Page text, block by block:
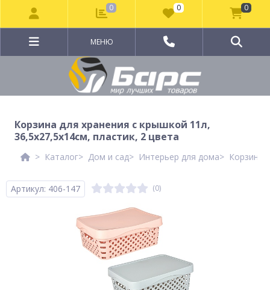
МЕНЮ
Корзина для хранения с крышкой 11л,
36,5х27,5х14см, пластик, 2 цвета
Каталог Дом и сад Интерьер для дома Корзины
Артикул: 406-147 (0)
0 0 0